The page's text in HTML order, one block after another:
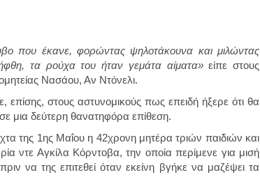
που έκανε, φορώντας ψηλοτάκουνα και μιλώντας
τα ρούχα του ήταν γεμάτα αίματα» είπε στους
Νασάου, Αν Ντόνελι.
επίσης, στους αστυνομικούς πως επειδή ήξερε ότι θα
μια δεύτερη θανατηφόρα επίθεση.
της 1ης Μαΐου η 42χρονη μητέρα τριών παιδιών και
ντε Αγκίλα Κόρντοβα, την οποία περίμενε για μισή
να της επιτεθεί όταν εκείνη βγήκε να μαζέψει τα